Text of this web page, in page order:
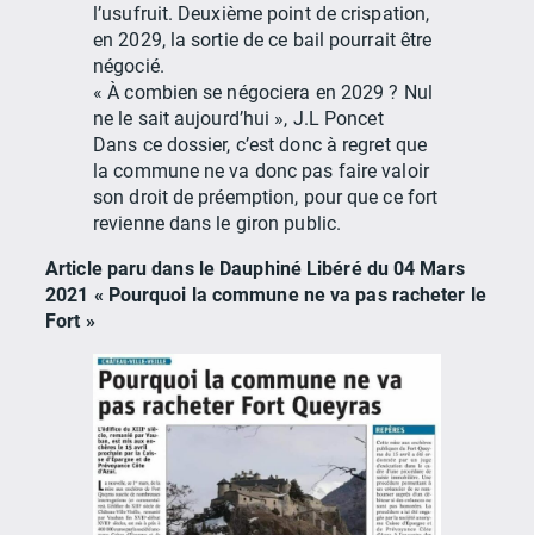
l’usufruit. Deuxième point de crispation,
en 2029, la sortie de ce bail pourrait être
négocié.
« À combien se négociera en 2029 ? Nul
ne le sait aujourd’hui », J.L Poncet
Dans ce dossier, c’est donc à regret que
la commune ne va donc pas faire valoir
son droit de préemption, pour que ce fort
revienne dans le giron public.
Article paru dans le Dauphiné Libéré du 04 Mars
2021 « Pourquoi la commune ne va pas racheter le
Fort »